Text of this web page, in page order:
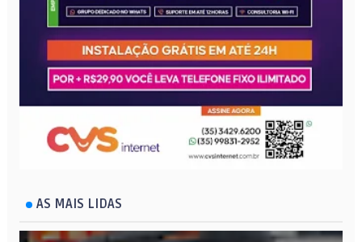
AS MAIS LIDAS